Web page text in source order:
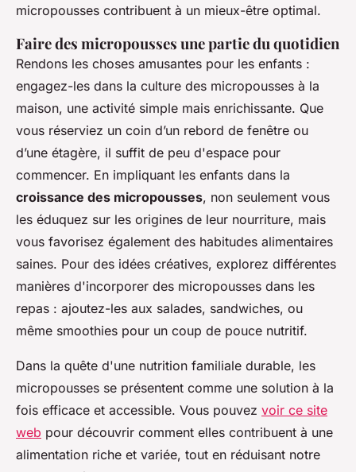
micropousses contribuent à un mieux-être optimal.
Faire des micropousses une partie du quotidien
Rendons les choses amusantes pour les enfants :
engagez-les dans la culture des micropousses à la
maison, une activité simple mais enrichissante. Que
vous réserviez un coin d’un rebord de fenêtre ou
d’une étagère, il suffit de peu d'espace pour
commencer. En impliquant les enfants dans la
croissance des micropousses, non seulement vous
les éduquez sur les origines de leur nourriture, mais
vous favorisez également des habitudes alimentaires
saines. Pour des idées créatives, explorez différentes
manières d'incorporer des micropousses dans les
repas : ajoutez-les aux salades, sandwiches, ou
même smoothies pour un coup de pouce nutritif.
Dans la quête d'une nutrition familiale durable, les
micropousses se présentent comme une solution à la
fois efficace et accessible. Vous pouvez voir ce site
web pour découvrir comment elles contribuent à une
alimentation riche et variée, tout en réduisant notre